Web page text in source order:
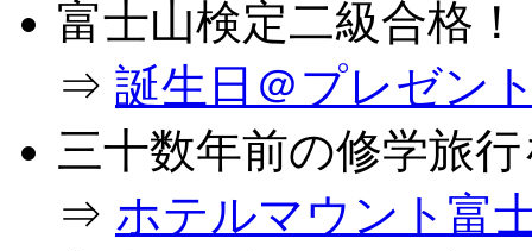
富士山検定二級合格！
⇒ 誕生日＠プレゼン
三十数年前の修学旅
⇒ ホテルマウント富